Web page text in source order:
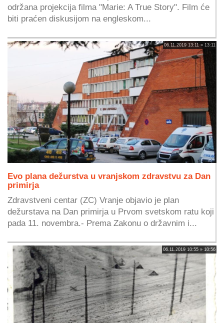
održana projekcija filma "Marie: A True Story". Film će
biti praćen diskusijom na engleskom...
06.11.2019 13:11 » 13:11
Evo plana dežurstva u vranjskom zdravstvu za Dan
primirja
Zdravstveni centar (ZC) Vranje objavio je plan
dežurstava na Dan primirja u Prvom svetskom ratu koji
pada 11. novembra.- Prema Zakonu o državnim i...
06.11.2019 10:55 » 10:56